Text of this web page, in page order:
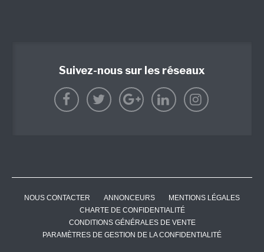
Suivez-nous sur les réseaux
NOUS CONTACTER ANNONCEURS
MENTIONS LÉGALES
CHARTE DE CONFIDENTIALITÉ
CONDITIONS GÉNÉRALES DE VENTE
PARAMÈTRES DE GESTION DE LA CONFIDENTIALITÉ